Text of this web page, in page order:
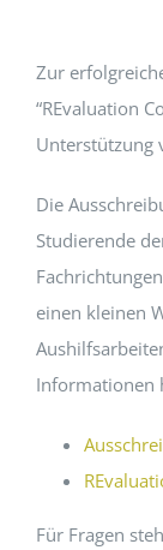
EVENTS
STANDARDS
LESENSWERTES
Zur
“REvaluation
Unterstützung
Die
Studierende
einen kleinen
Informationen
Für Fragen